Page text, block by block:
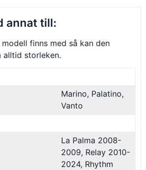
annat till:
finns med så kan den
alltid storleken.
Marino, Palatino,
Vanto
La Palma 2008-
2009, Relay 2010-
2024, Rhythm